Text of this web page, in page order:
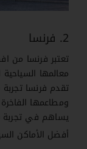
2. فرنسا
تعتبر فرنسا من
معالمها
تقدم فرنسا
ومطاعمها
يساهم في تجربة
أفضل الأماكن